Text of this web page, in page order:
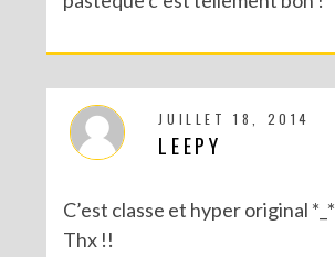
JUILLET 18, 2014
LEEPY
C’est classe et hyper original *_*
Thx !!